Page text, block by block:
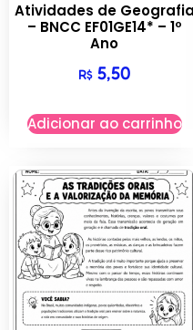
Atividades de Geografia
– BNCC EF01GE14* – 1º
Ano
R$5,50
Adicionar ao carrinho